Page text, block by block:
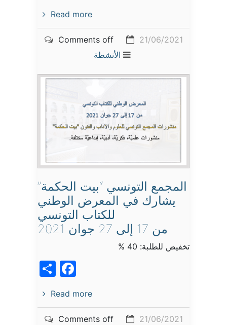
Read more
21/06/2021
Comments off
الأنشطة
المجمع التونسي “بيت الحكمة”
يشارك في المعرض الوطني
للكتاب التونسي
من 17 إلى 27 جوان 2021
تخفيض للطلبة: 40 %
Read more
21/06/2021
Comments off